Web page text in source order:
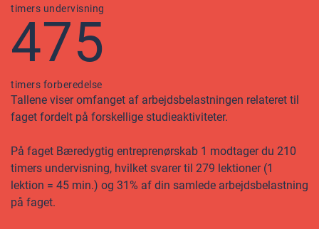
timers undervisning
475
timers forberedelse
Tallene viser omfanget af arbejdsbelastningen relateret til
faget fordelt på forskellige studieaktiviteter.
På faget Bæredygtig entreprenørskab 1 modtager du 210
timers undervisning, hvilket svarer til 279 lektioner (1
lektion = 45 min.) og 31% af din samlede arbejdsbelastning
på faget.